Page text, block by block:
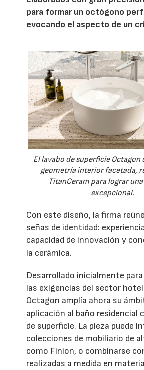
para formar un octógono
evocando el aspecto de un
El lavabo de superficie Octagon
geometría interior facetada,
TitanCeram para lograr
excepcional.
Con este diseño, la firma
señas de identidad:
capacidad de innovación y
la cerámica.
Desarrollado inicialmente
las exigencias del sector
Octagon amplía ahora su
aplicación al baño residencial
de superficie. La pieza puede
colecciones de mobiliario de
como Finion, o combinarse
realizadas a medida en